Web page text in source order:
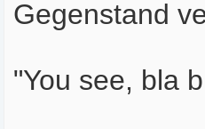
Gegenstand
"You see, bla